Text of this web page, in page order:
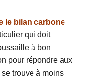
le bilan carbone
qui doit
à bon
pour répondre aux
trouve à moins